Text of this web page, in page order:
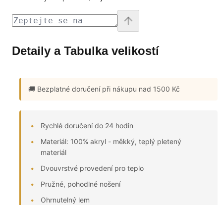
Detaily a Tabulka velikostí
🚚 Bezplatné doručenípři nákupu nad 1500 Kč
Rychlé doručení do 24 hodin
Materiál: 100% akryl - měkký, teplý pletený
materiál
Dvouvrstvé provedení pro teplo
Pružné, pohodlné nošení
Ohrnutelný lem